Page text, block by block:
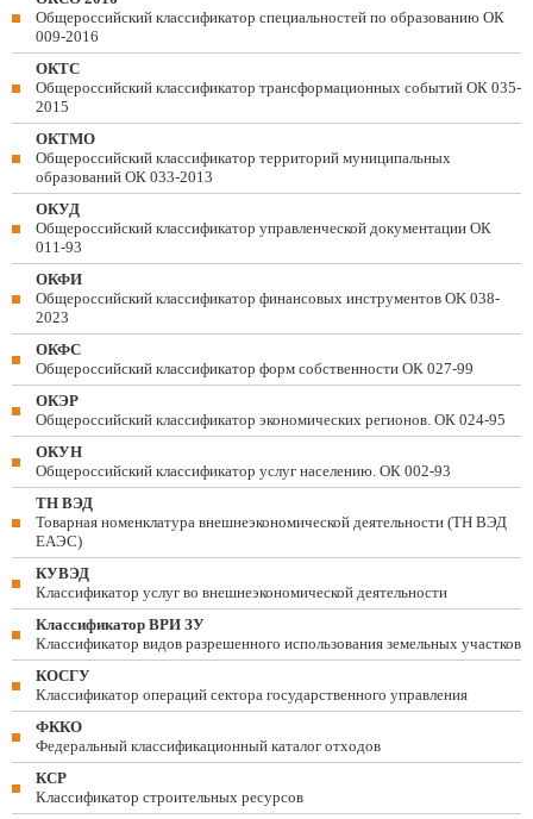
Общероссийский классификатор специальностей по образованию ОК
009-2016
ОКТС
Общероссийский классификатор трансформационных событий ОК 035-
2015
ОКТМО
Общероссийский классификатор территорий муниципальных
образований ОК 033-2013
ОКУД
Общероссийский классификатор управленческой документации ОК
011-93
ОКФИ
Общероссийский классификатор финансовых инструментов OK 038-
2023
ОКФС
Общероссийский классификатор форм собственности ОК 027-99
ОКЭР
Общероссийский классификатор экономических регионов. ОК 024-95
ОКУН
Общероссийский классификатор услуг населению. ОК 002-93
ТН ВЭД
Товарная номенклатура внешнеэкономической деятельности (ТН ВЭД
ЕАЭС)
КУВЭД
Классификатор услуг во внешнеэкономической деятельности
Классификатор ВРИ ЗУ
Классификатор видов разрешенного использования земельных участков
КОСГУ
Классификатор операций сектора государственного управления
ФККО
Федеральный классификационный каталог отходов
КСР
Классификатор строительных ресурсов